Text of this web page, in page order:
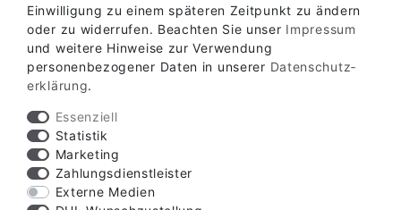
Verfügbare Zahlungsarten
Verfügbare Versandarten
Einwilligung zu einem späteren Zeitpunkt zu ändern
oder zu widerrufen. Beachten Sie unser Impressum
und weitere Hinweise zur Verwendung
personenbezogener Daten in unserer Daten­schutz­
erklärung.
Essenziell
Statistik
Marketing
Zahlungsdienstleister
Externe Medien